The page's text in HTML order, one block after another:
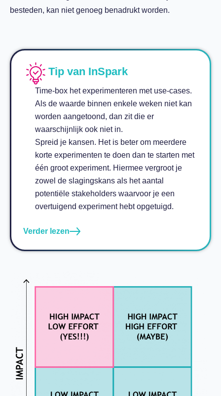
besteden, kan niet genoeg benadrukt worden.
Tip van InSpark
Time-box het experimenteren met use-cases.
Als de waarde binnen enkele weken niet kan
worden aangetoond, dan zit die er
waarschijnlijk ook niet in.
Spreid je kansen. Het is beter om meerdere
korte experimenten te doen dan te starten met
één groot experiment. Hiermee vergroot je
zowel de slagingskans als het aantal
potentiële stakeholders waarvoor je een
overtuigend experiment hebt opgetuigd.
Verder lezen